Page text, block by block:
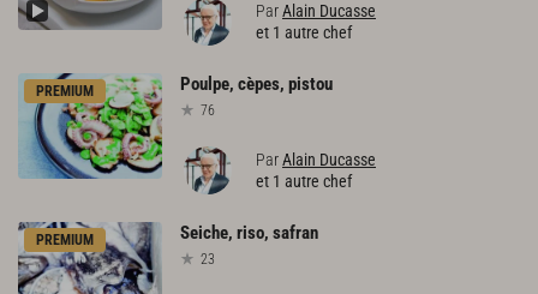
ParAlain Ducasse
et 1 autre chef
PREMIUM Poulpe, cèpes, pistou
76
ParAlain Ducasse
et 1 autre chef
PREMIUM Seiche, riso, safran
23